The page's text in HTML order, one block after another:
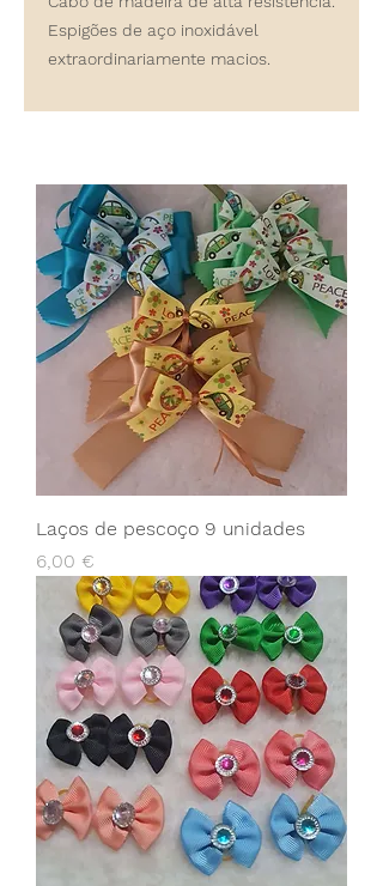
Espigões de aço inoxidável
extraordinariamente macios.
Laços de pescoço 9 unidades
Preço
6,00 €